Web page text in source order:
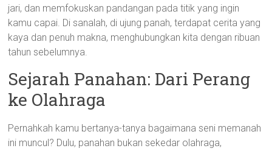
jari, dan memfokuskan pandangan pada titik yang ingin
kamu capai. Di sanalah, di ujung panah, terdapat cerita yang
kaya dan penuh makna, menghubungkan kita dengan ribuan
tahun sebelumnya.
Sejarah Panahan: Dari Perang
ke Olahraga
Pernahkah kamu bertanya-tanya bagaimana seni memanah
ini muncul? Dulu, panahan bukan sekedar olahraga,